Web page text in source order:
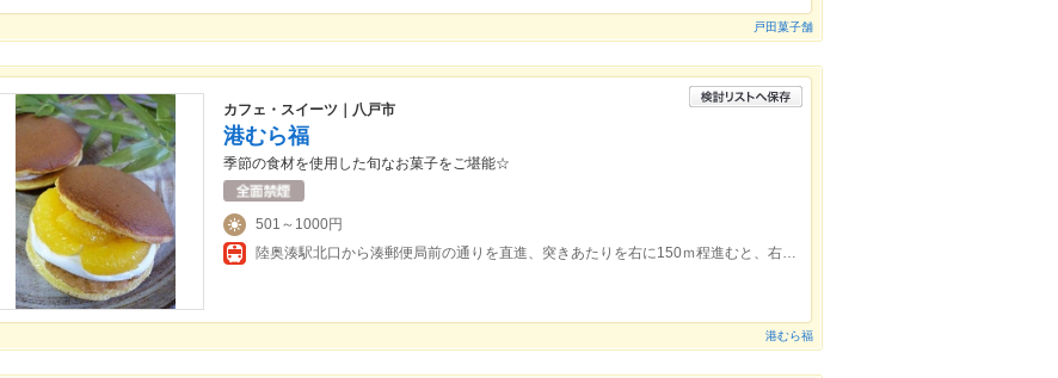
戸田菓子舗
カフェ・スイーツ｜八戸市
港むら福
季節の食材を使用した旬なお菓子をご堪能☆
501～1000円
陸奥湊駅北口から湊郵便局前の通りを直進、突きあたりを右に150ｍ程進むと、右側にあります。浪打薬店の向かい。
港むら福